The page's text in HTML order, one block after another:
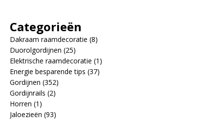
Categorieën
Dakraam raamdecoratie (8)
Duorolgordijnen (25)
Elektrische raamdecoratie (1)
Energie besparende tips (37)
Gordijnen (352)
Gordijnrails (2)
Horren (1)
Jaloezieën (93)